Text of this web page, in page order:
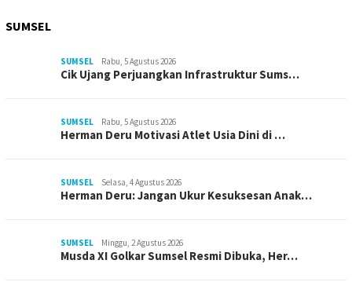
SUMSEL
SUMSEL Rabu, 5 Agustus 2026
Cik Ujang Perjuangkan Infrastruktur Sums…
SUMSEL Rabu, 5 Agustus 2026
Herman Deru Motivasi Atlet Usia Dini di …
SUMSEL Selasa, 4 Agustus 2026
Herman Deru: Jangan Ukur Kesuksesan Anak…
SUMSEL Minggu, 2 Agustus 2026
Musda XI Golkar Sumsel Resmi Dibuka, Her…